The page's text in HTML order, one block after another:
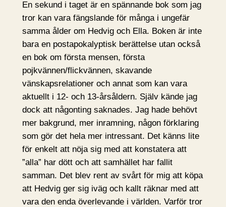
En sekund i taget är en spännande bok som jag
tror kan vara fängslande för många i ungefär
samma ålder om Hedvig och Ella. Boken är inte
bara en postapokalyptisk berättelse utan också
en bok om första mensen, första
pojkvännen/flickvännen, skavande
vänskapsrelationer och annat som kan vara
aktuellt i 12- och 13-årsåldern. Själv kände jag
dock att någonting saknades. Jag hade behövt
mer bakgrund, mer inramning, någon förklaring
som gör det hela mer intressant. Det känns lite
för enkelt att nöja sig med att konstatera att
”alla” har dött och att samhället har fallit
samman. Det blev rent av svårt för mig att köpa
att Hedvig ger sig iväg och kallt räknar med att
vara den enda överlevande i världen. Varför tror